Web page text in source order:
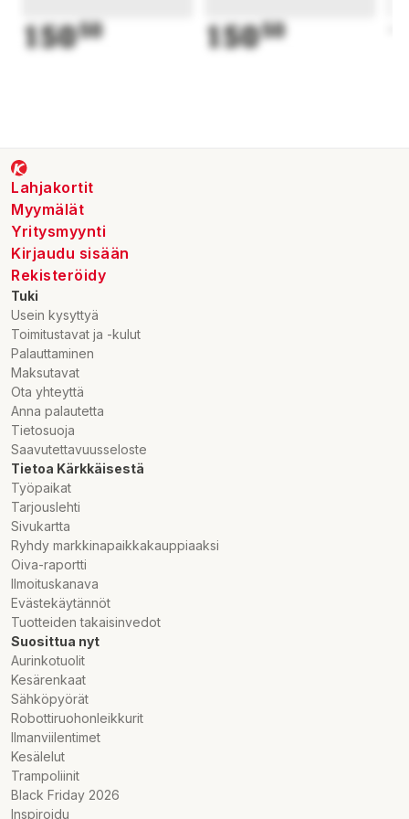
15050 15050
Lahjakortit
Myymälät
Yritysmyynti
Kirjaudu sisään
Rekisteröidy
Tuki
Usein kysyttyä
Toimitustavat ja -kulut
Palauttaminen
Maksutavat
Ota yhteyttä
Anna palautetta
Tietosuoja
Saavutettavuusseloste
Tietoa Kärkkäisestä
Työpaikat
Tarjouslehti
Sivukartta
Ryhdy markkinapaikkakauppiaaksi
Oiva-raportti
Ilmoituskanava
Evästekäytännöt
Tuotteiden takaisinvedot
Suosittua nyt
Aurinkotuolit
Kesärenkaat
Sähköpyörät
Robottiruohonleikkurit
Ilmanviilentimet
Kesälelut
Trampoliinit
Black Friday 2026
Inspiroidu